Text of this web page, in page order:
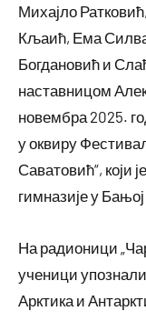
Михајло
Кљаић, Ема
Богдановић и
наставницом
новембра 2025.
у оквиру
Саватовић“, који
гимназије у
На радионици
ученици
Арктика и